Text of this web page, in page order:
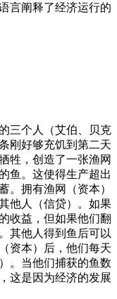
言阐释了经济运行的
三个人（艾伯、贝克
刚好够充饥到第二天
牲，创造了一张渔网
鱼。这使得生产超出
。拥有渔网（资本）
他人（信贷）。如果
收益，但如果他们翻
其他人得到鱼后可以
资本）后，他们每天
。当他们捕获的鱼数
这是因为经济的发展